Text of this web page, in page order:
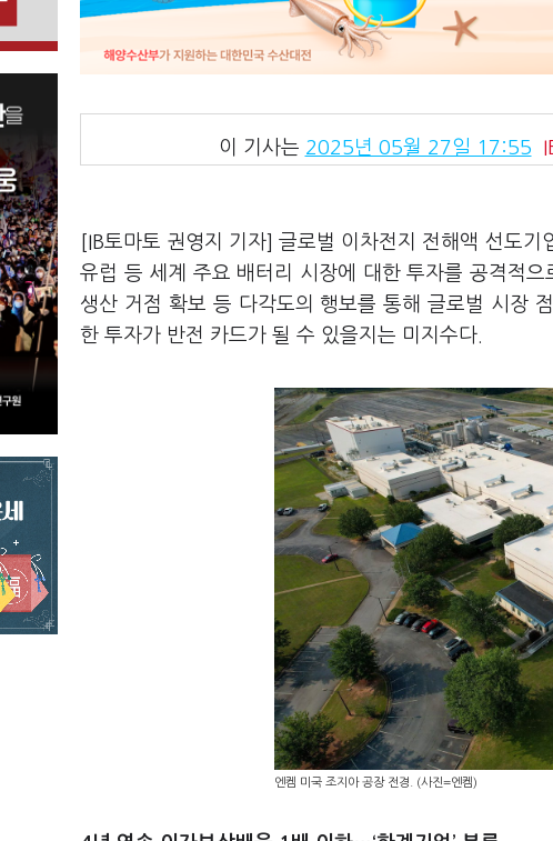
이 기사는 2025년 05월 27일 17:55
[IB토마토 권영지 기자] 글로벌 이차전지 전해액 선도기
유럽 등 세계 주요 배터리 시장에 대한 투자를 공격적
생산 거점 확보 등 다각도의 행보를 통해 글로벌 시장
한 투자가 반전 카드가 될 수 있을지는 미지수다.
엔켐 미국 조지아 공장 전경. (사진=엔켐)